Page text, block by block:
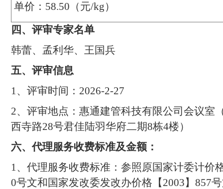
单价： 58.50 （元/kg）
四 、评审专家名单
韩蕾、孟利华、王国兵
五、评审信息
1、评审时间： 2026-2-27
2、评审地点： 惠通建管科技有限公司会议室
西寺路28号君佳陆羽华府二期8栋4楼）
六、代理服务收费标准及金额：
1、代理服务收费标准：参照原国家计委计价
0号文和国家发改委发改办价格【2003】857